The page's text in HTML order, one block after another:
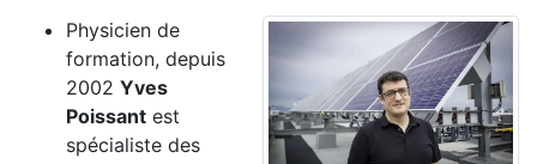
Physicien de
formation, depuis
2002 Yves
Poissant est
spécialiste des